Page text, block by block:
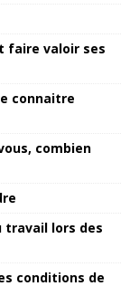
faire valoir ses
connaitre
combien
travail lors des
conditions de